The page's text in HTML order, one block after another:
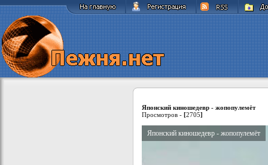
Японский киношедевр - жопопулемёт
Просмотров - [2705]
Японский киношедевр - жопопулемёт